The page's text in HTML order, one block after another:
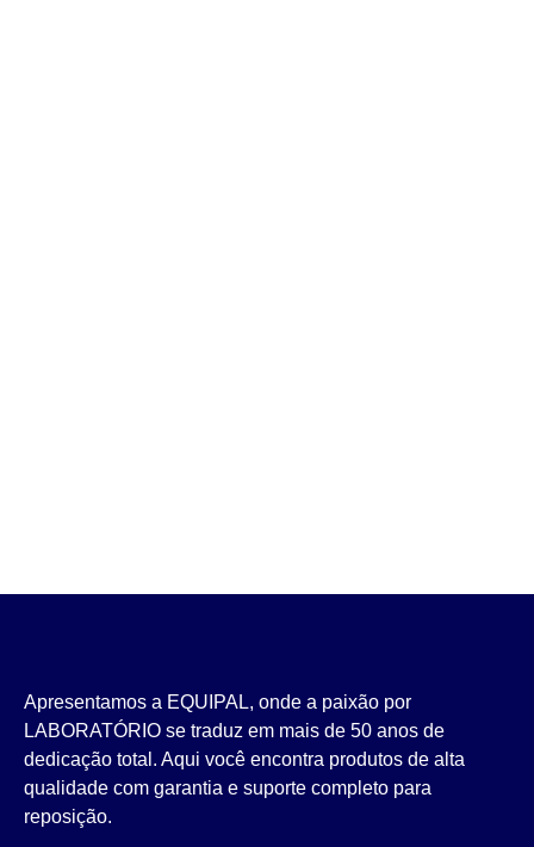
Apresentamos a EQUIPAL, onde a paixão por
LABORATÓRIO se traduz em mais de 50 anos de
dedicação total. Aqui você encontra produtos de alta
qualidade com garantia e suporte completo para
reposição.